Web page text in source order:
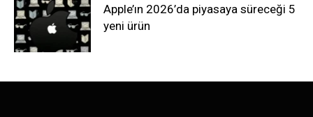
Apple’ın 2026’da piyasaya süreceği 5
yeni ürün